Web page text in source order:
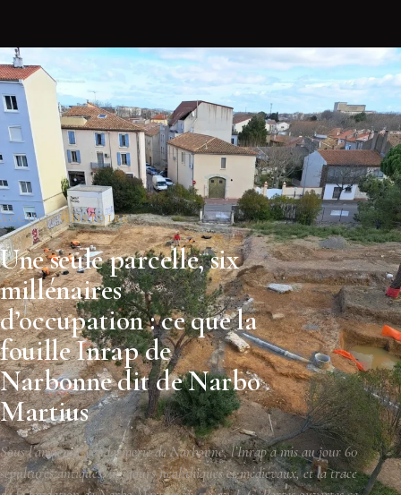
ACCUEIL HISTOIRE
Une seule parcelle, six
millénaires
d’occupation : ce que la
fouille Inrap de
Narbonne dit de Narbo
Martius
Sous l’ancienne gendarmerie de Narbonne, l’Inrap a mis au jour 60
sépultures antiques, des fours néolithiques et médiévaux, et la trace